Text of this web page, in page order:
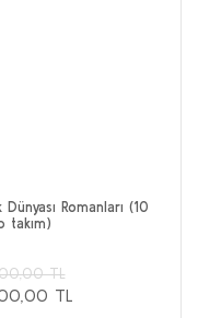
Dünyası Romanları (10
takım)
TL
TL